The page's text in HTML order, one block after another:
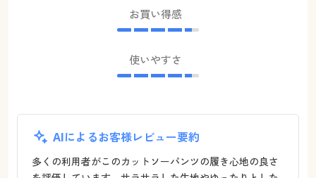
お買い得感
使いやすさ
AIによるお客様レビュー要約
多くの利用者がこのカットソーパンツの履き心地の良さ